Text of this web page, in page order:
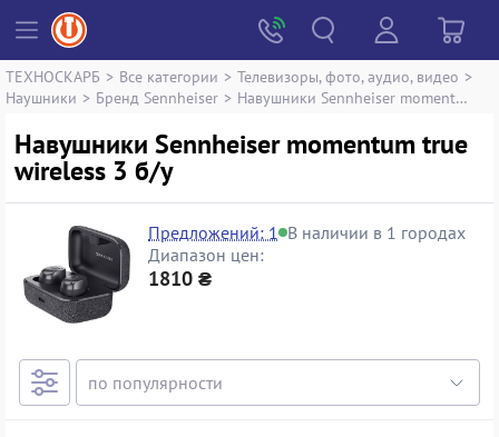
ТЕХНОСКАРБ > Все категории > Телевизоры, фото, аудио, видео >
Наушники > Бренд Sennheiser > Навушники Sennheiser momentum true wireless 3
Навушники Sennheiser momentum true
wireless 3 б/у
Предложений: 1 В наличии в 1 городах
Диапазон цен:
1810 ₴